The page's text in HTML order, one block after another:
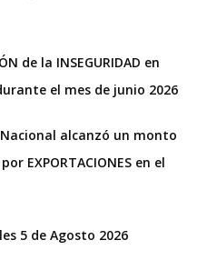
de la INSEGURIDAD en
el mes de junio 2026
Nacional alcanzó un monto
EXPORTACIONES en el
5 de Agosto 2026